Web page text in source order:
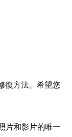
復方法。希望您
片和影片的唯一